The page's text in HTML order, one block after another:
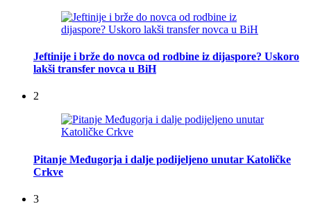
Jeftinije i brže do novca od rodbine iz dijaspore? Uskoro
lakši transfer novca u BiH
2
Pitanje Međugorja i dalje podijeljeno unutar Katoličke
Crkve
3